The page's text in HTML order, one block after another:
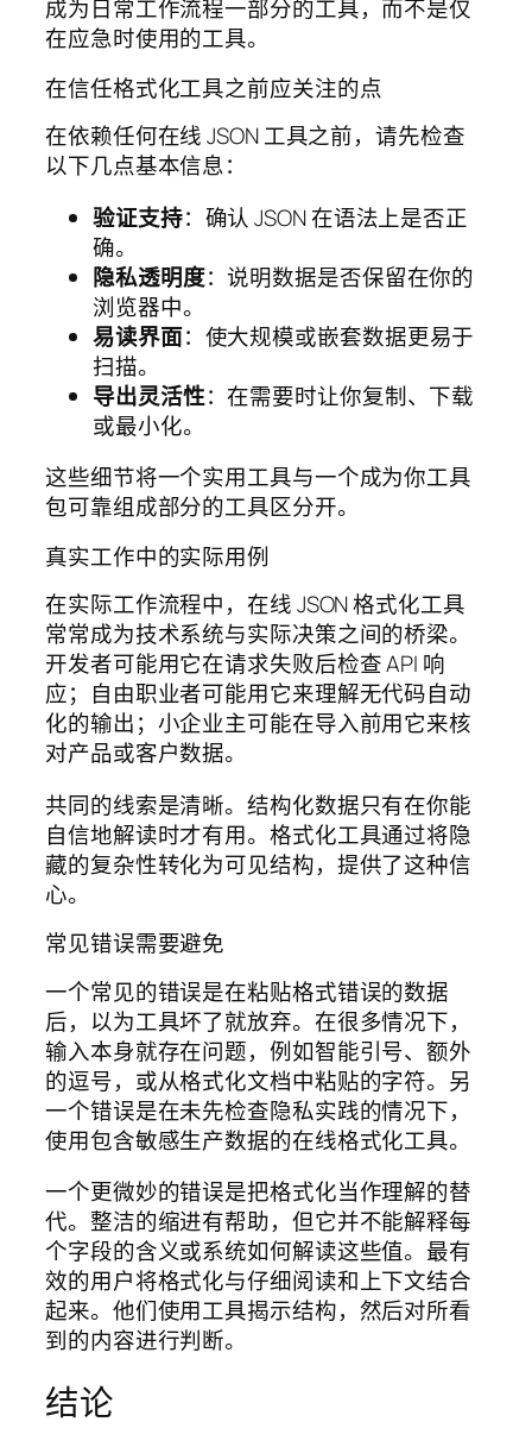
成为日常工作流程一部分的工具，而不是仅
在应急时使用的工具。
在信任格式化工具之前应关注的点
在依赖任何在线 JSON 工具之前，请先检查
以下几点基本信息：
验证支持：确认 JSON 在语法上是否正
确。
隐私透明度：说明数据是否保留在你的
浏览器中。
易读界面：使大规模或嵌套数据更易于
扫描。
导出灵活性：在需要时让你复制、下载
或最小化。
这些细节将一个实用工具与一个成为你工具
包可靠组成部分的工具区分开。
真实工作中的实际用例
在实际工作流程中，在线 JSON 格式化工具
常常成为技术系统与实际决策之间的桥梁。
开发者可能用它在请求失败后检查 API 响
应；自由职业者可能用它来理解无代码自动
化的输出；小企业主可能在导入前用它来核
对产品或客户数据。
共同的线索是清晰。结构化数据只有在你能
自信地解读时才有用。格式化工具通过将隐
藏的复杂性转化为可见结构，提供了这种信
心。
常见错误需要避免
一个常见的错误是在粘贴格式错误的数据
后，以为工具坏了就放弃。在很多情况下，
输入本身就存在问题，例如智能引号、额外
的逗号，或从格式化文档中粘贴的字符。另
一个错误是在未先检查隐私实践的情况下，
使用包含敏感生产数据的在线格式化工具。
一个更微妙的错误是把格式化当作理解的替
代。整洁的缩进有帮助，但它并不能解释每
个字段的含义或系统如何解读这些值。最有
效的用户将格式化与仔细阅读和上下文结合
起来。他们使用工具揭示结构，然后对所看
到的内容进行判断。
结论